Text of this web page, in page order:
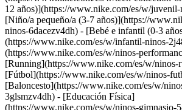
12 años)](https://www.nike.com/es/w/
[Niño/a pequeño/a (3-7 años)](https://
ninos-6dacezv4dh) - [Bebé e infantil (0-3
(https://www.nike.com/es/w/infantil-ninos-
(https://www.nike.com/es/w/ninos-
[Running](https://www.nike.com/es/w/
[Fútbol](https://www.nike.com/es/w/ninos-
[Baloncesto](https://www.nike.com/es/w/
3glsmzv4dh) - [Educación Física]
(https://www.nike.com/es/w/ninos-gimnasio-